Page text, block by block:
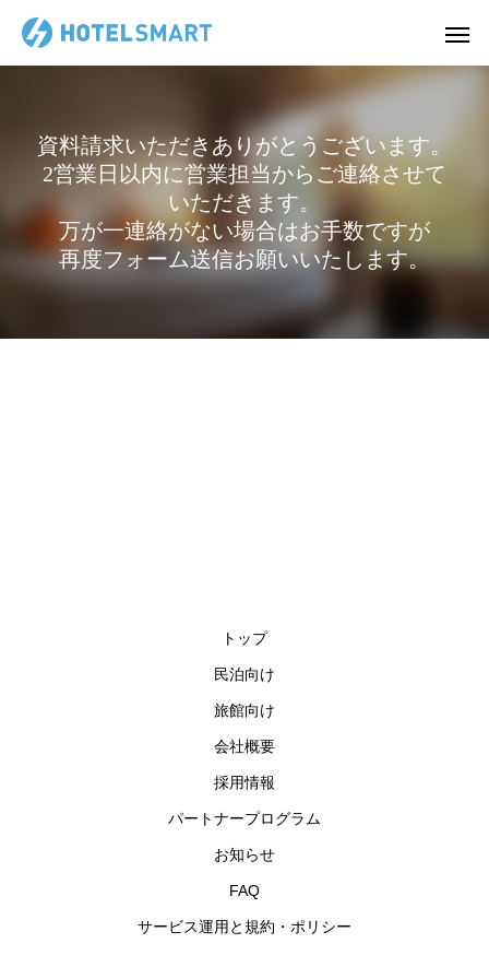
資料請求いただきありがとうございます。
2営業日以内に営業担当からご連絡させて
いただきます。
万が一連絡がない場合はお手数ですが
再度フォーム送信お願いいたします。
トップ
民泊向け
旅館向け
会社概要
採用情報
パートナープログラム
お知らせ
FAQ
サービス運用と規約・ポリシー